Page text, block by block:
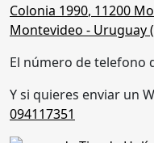
Colonia 1990, 11200
Montevideo - Uruguay (
El número de telefono
Y si quieres enviar un
094117351